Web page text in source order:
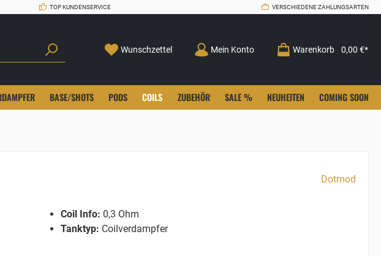
TOP KUNDENSERVICE VERSCHIEDENE ZAHLUNGSARTEN
Wunschzettel Mein Konto Warenkorb 0,00 €*
BASE/SHOTS PODS COILS ZUBEHÖR SALE % NEUHEITEN COMING SOON
Dotmod
Coil Info: 0,3 Ohm
Tanktyp: Coilverdampfer